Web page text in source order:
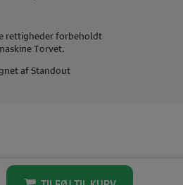
rettigheder forbeholdt
Torvet.
afStandout